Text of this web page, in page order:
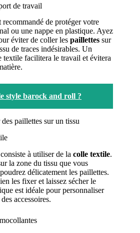
de travail
de protéger votre
ou une nappe en plastique. Ayez
éviter de coller les paillettes sur
de traces indésirables. Un
textile facilitera le travail et évitera
style barock and roll ?
paillettes sur un tissu
à utiliser de la colle textile.
la zone du tissu que vous
délicatement les paillettes.
les fixer et laissez sécher le
est idéale pour personnaliser
accessoires.